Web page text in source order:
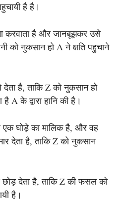
है है।
करवाता है और जानबूझकर उसे
को नुकसान हो A ने क्षति पहुचाने
है, ताकि Z को नुकसान हो
A के द्वारा हानि की है।
घोड़े का मालिक है, और वह
देता है, ताकि Z को नुकसान
देता है, ताकि Z की फसल को
है।